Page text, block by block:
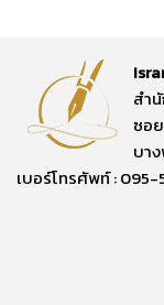
สำ
ซอ
บา
เบอร์โทรศัพท์ : 095-